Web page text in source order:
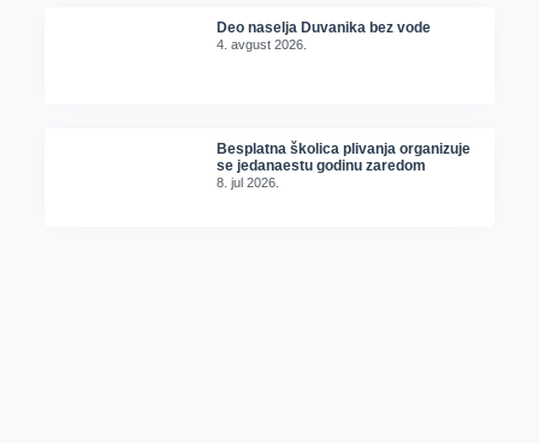
Deo naselja Duvanika bez vode
4. avgust 2026.
Besplatna školica plivanja organizuje
se jedanaestu godinu zaredom
8. jul 2026.